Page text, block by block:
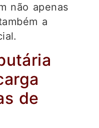
não apenas
a
de